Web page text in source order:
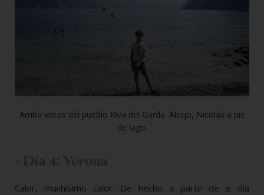
Arriba vistas del pueblo Riva del Garda. Abajo, Nicolás a pie
de lago.
- Día 4: Verona
Calor, muchísimo calor. De hecho a partir de e día